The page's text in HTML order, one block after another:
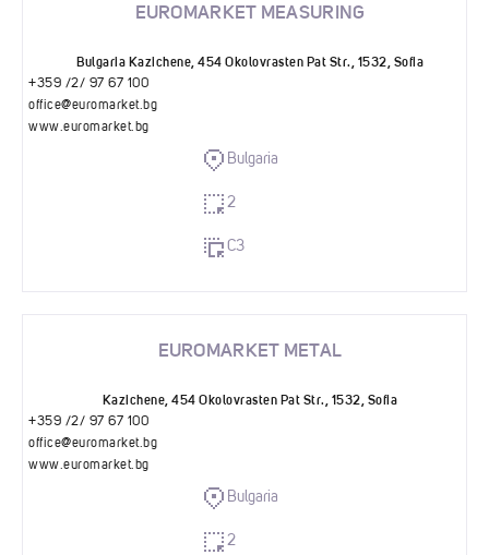
EUROMARKET MEASURING
Bulgaria Kazichene, 454 Okolovrasten Pat Str., 1532, Sofia
+359 /2/ 97 67 100
office@euromarket.bg
www.euromarket.bg
Bulgaria
2
C3
EUROMARKET METAL
Kazichene, 454 Okolovrasten Pat Str., 1532, Sofia
+359 /2/ 97 67 100
office@euromarket.bg
www.euromarket.bg
Bulgaria
2